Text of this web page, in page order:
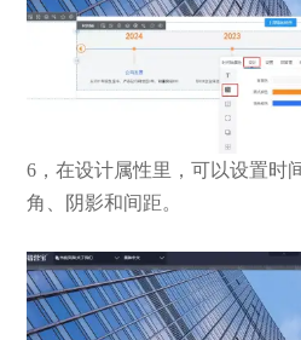
6，在设计属性里，可以设置时
角、阴影和间距。